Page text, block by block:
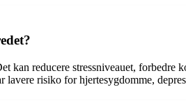
kan reducere stressniveauet,
risiko for hjertesygdomme,